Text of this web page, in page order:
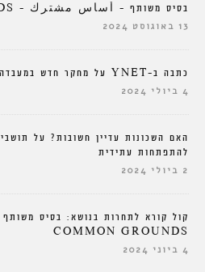
בסיס משותף – أساس مشترك – COMMON GROUNDS
13 באוגוסט 2024
כתבה ב-YNET על מחקר חדש במעבדה העוסק בהצללה בעיר
4 ביולי 2024
האם השכונות עדיין חשובות? על
להתפתחות עתידית
2 ביולי 2024
קול קורא לתחרות בנושא: בסיס
COMMON GROUNDS
4 ביוני 2024